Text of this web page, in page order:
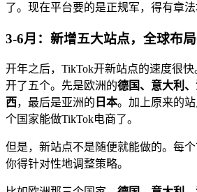
了。现在平台要的是正规军，得有章法
3-6月：新增五大站点，全球布
开年之后，TikTok开新站点的速度很
开了五个。先是欧洲的德国、意大利、
西，最后是亚洲的 日本。加上原来的
个国家能做TikTok电商了。
但是，新站点不是随便就能做的。每个
你得针对性地调整策略。